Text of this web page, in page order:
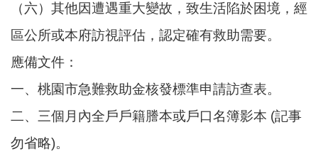
通
訊
關
資
（六）其他因遭遇重大變故，致生活陷於困境，經
區公所或本府訪視評估，認定確有救助需要。
應備文件：
一、桃園市急難救助金核發標準申請訪查表。
二、三個月內全戶戶籍謄本或戶口名簿影本 (記事
勿省略)。